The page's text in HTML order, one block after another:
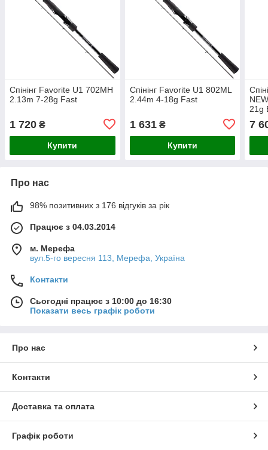
Спінінг Favorite U1 702MH
2.13m 7-28g Fast
1 720 ₴
Купити
Спінінг Favorite U1 802ML
2.44m 4-18g Fast
1 631₴
Купити
21g
7
Про нас
98% позитивних з 176 відгуків за рік
Працює з 04.03.2014
м. Мерефа
вул.5-го вересня 113, Мерефа, Україна
Контакти
Сьогодні працює з 10:00 до 16:30
Показати весь графік роботи
Про нас
Контакти
Доставка та оплата
Графік роботи